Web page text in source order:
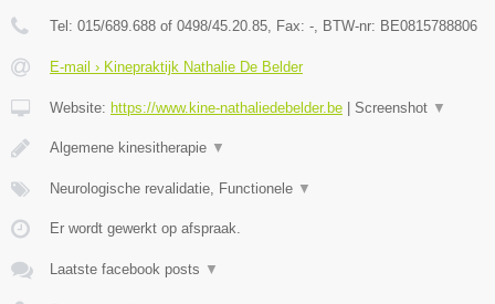
Tel: 015/689.688 of 0498/45.20.85, Fax: -, BTW-nr: BE0815788806
E-mail › Kinepraktijk Nathalie De Belder
Website: https://www.kine-nathaliedebelder.be Screenshot ▼
Algemene kinesitherapie ▼
Neurologische revalidatie, Functionele ▼
Er wordt gewerkt op afspraak.
Laatste facebook posts ▼